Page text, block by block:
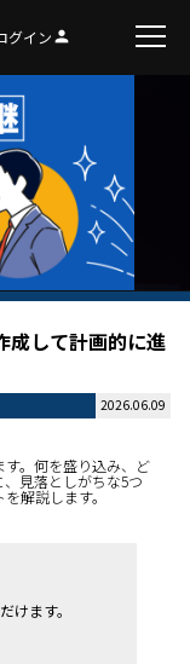
グインperson
成して計画的に進
2026.06.09
。何を盛り込み、ど
見落としがちな5つ
解説します。
けます。